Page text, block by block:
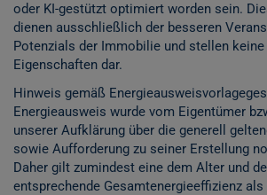
oder KI-gestützt optimiert worden sein.
dienen ausschließlich der besseren
Potenzials der Immobilie und stellen
Eigenschaften dar.
Hinweis gemäß
Energieausweis wurde vom Eigentümer
unserer Aufklärung über die generell
sowie Aufforderung zu seiner Erstellung
Daher gilt zumindest eine dem Alter und
entsprechende Gesamtenergieeffizienz